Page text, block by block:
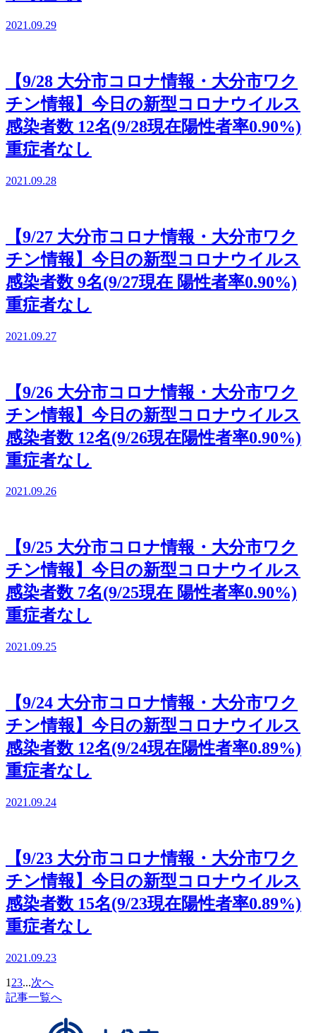
2021.09.29
【9/28 大分市コロナ情報・大分市ワク
チン情報】今日の新型コロナウイルス
感染者数 12名(9/28現在陽性者率0.90%)
重症者なし
2021.09.28
【9/27 大分市コロナ情報・大分市ワク
チン情報】今日の新型コロナウイルス
感染者数 9名(9/27現在 陽性者率0.90%)
重症者なし
2021.09.27
【9/26 大分市コロナ情報・大分市ワク
チン情報】今日の新型コロナウイルス
感染者数 12名(9/26現在陽性者率0.90%)
重症者なし
2021.09.26
【9/25 大分市コロナ情報・大分市ワク
チン情報】今日の新型コロナウイルス
感染者数 7名(9/25現在 陽性者率0.90%)
重症者なし
2021.09.25
【9/24 大分市コロナ情報・大分市ワク
チン情報】今日の新型コロナウイルス
感染者数 12名(9/24現在陽性者率0.89%)
重症者なし
2021.09.24
【9/23 大分市コロナ情報・大分市ワク
チン情報】今日の新型コロナウイルス
感染者数 15名(9/23現在陽性者率0.89%)
重症者なし
2021.09.23
1 23...次へ
記事一覧へ